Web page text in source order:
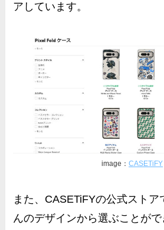
アしています。
image： CASETiFY
また、CASETiFYの公式ストア
んのデザインから選ぶことが